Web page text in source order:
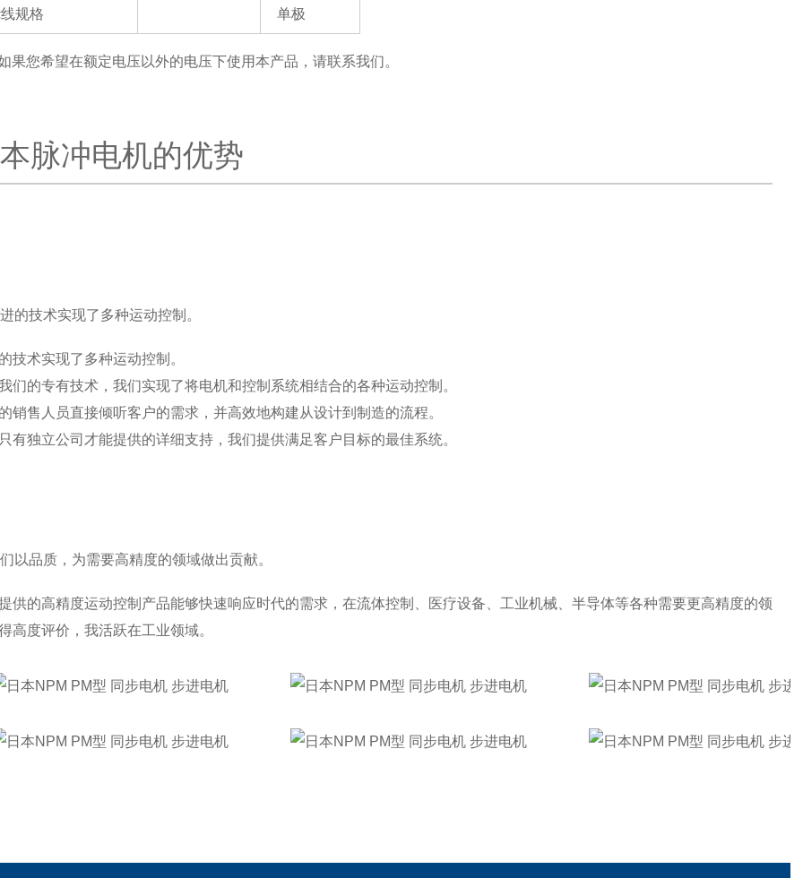
规格 单极
您希望在额定电压以外的电压下使用本产品，请联系我们。
脉冲电机的优势
的技术实现了多种运动控制。
技术实现了多种运动控制。
们的专有技术，我们实现了将电机和控制系统相结合的各种运动控制。
销售人员直接倾听客户的需求，并高效地构建从设计到制造的流程。
有独立公司才能提供的详细支持，我们提供满足客户目标的最佳系统。
以品质，为需要高精度的领域做出贡献。
供的高精度运动控制产品能够快速响应时代的需求，在流体控制、医疗设备、工业机械、半导体等各种需要更高精度的领
高度评价，我活跃在工业领域。